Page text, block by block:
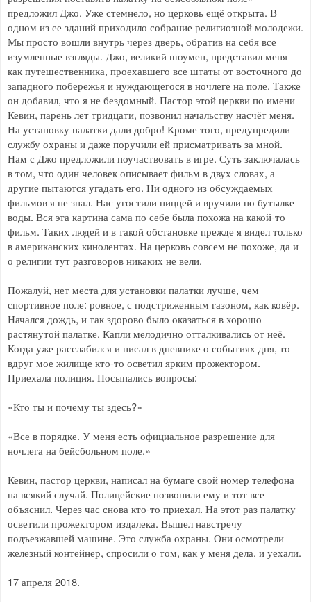
предложил Джо. Уже стемнело, но церковь ещё открыта. В
одном из ее зданий приходило собрание религиозной молодежи.
Мы просто вошли внутрь через дверь, обратив на себя все
изумленные взгляды. Джо, великий шоумен, представил меня
как путешественника, проехавшего все штаты от восточного до
западного побережья и нуждающегося в ночлеге на поле. Также
он добавил, что я не бездомный. Пастор этой церкви по имени
Кевин, парень лет тридцати, позвонил начальству насчёт меня.
На установку палатки дали добро! Кроме того, предупредили
службу охраны и даже поручили ей присматривать за мной.
Нам с Джо предложили поучаствовать в игре. Суть заключалась
в том, что один человек описывает фильм в двух словах, а
другие пытаются угадать его. Ни одного из обсуждаемых
фильмов я не знал. Нас угостили пиццей и вручили по бутылке
воды. Вся эта картина сама по себе была похожа на какой-то
фильм. Таких людей и в такой обстановке прежде я видел только
в американских кинолентах. На церковь совсем не похоже, да и
о религии тут разговоров никаких не вели.
Пожалуй, нет места для установки палатки лучше, чем
спортивное поле: ровное, с подстриженным газоном, как ковёр.
Начался дождь, и так здорово было оказаться в хорошо
растянутой палатке. Капли мелодично отталкивались от неё.
Когда уже расслабился и писал в дневнике о событиях дня, то
вдруг мое жилище кто-то осветил ярким прожектором.
Приехала полиция. Посыпались вопросы:
«Кто ты и почему ты здесь?»
«Все в порядке. У меня есть официальное разрешение для
ночлега на бейсбольном поле.»
Кевин, пастор церкви, написал на бумаге свой номер телефона
на всякий случай. Полицейские позвонили ему и тот все
объяснил. Через час снова кто-то приехал. На этот раз палатку
осветили прожектором издалека. Вышел навстречу
подъезжавшей машине. Это служба охраны. Они осмотрели
железный контейнер, спросили о том, как у меня дела, и уехали.
17 апреля 2018.